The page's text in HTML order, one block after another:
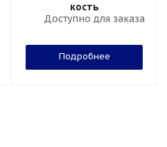
кость
Доступно для заказа
Подробнее